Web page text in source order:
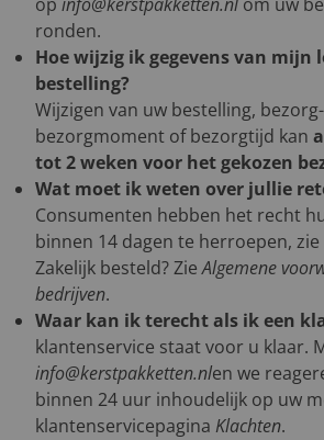
ronden.
Hoe wijzig ik gegevens van mijn
bestelling?
Wijzigen van uw bestelling,
bezorgmoment of bezorgtijd kan
tot 2 weken voor het gekozen
Wat moet ik weten over jullie
Consumenten hebben het recht
binnen 14 dagen te herroepen, zie
Zakelijk besteld? ZieAlgemene
bedrijven.
Waar kan ik terecht als ik een
klantenservice staat voor u klaar.
info@kerstpakketten.nlen we
binnen 24 uur inhoudelijk op uw
klantenservicepagina Klachten.